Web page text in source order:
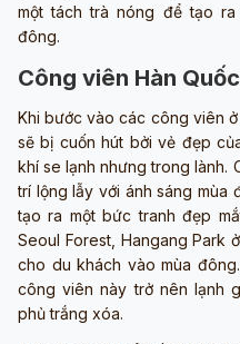
một tách trà nóng để tạo
đông.
Công viên Hàn Quốc
Khi bước vào các công viên
sẽ bị cuốn hút bởi vẻ đẹp
khí se lạnh nhưng trong lành.
trí lộng lẫy với ánh sáng mùa
tạo ra một bức tranh đẹp
Seoul Forest, Hangang Park
cho du khách vào mùa
công viên này trở nên lạnh
phủ trắng xóa.